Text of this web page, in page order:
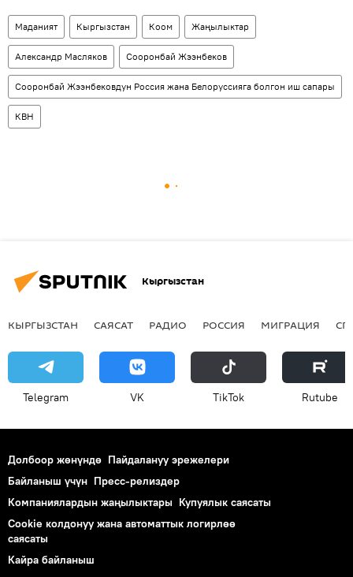
Маданият Кыргызстан Коом Жаңылыктар
Александр Масляков Сооронбай Жээнбеков
Сооронбай Жээнбековдун Россия жана Белоруссияга болгон иш сапары
КВН
Кыргызстан
КЫРГЫЗСТАН САЯСАТ РАДИО РОССИЯ МИГРАЦИЯ
Telegram VK ТikТоk Rutube
Долбоор жөнүндө Пайдалануу эрежелери
Байланыш үчүн Пресс-релиздер
Компаниялардын жаңылыктары Купуялык саясаты
Cookie колдонуу жана автоматтык логирлөө
саясаты
Кайра байланыш